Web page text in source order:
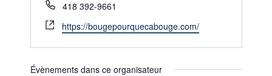
Téléphone
418 392-9661
Site
web
https://bougepourquecabouge.com/
Évènements dans ce organisateur